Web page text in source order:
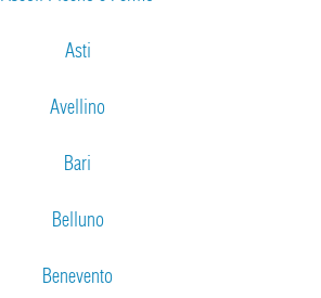
Asti
Avellino
Bari
Belluno
Benevento